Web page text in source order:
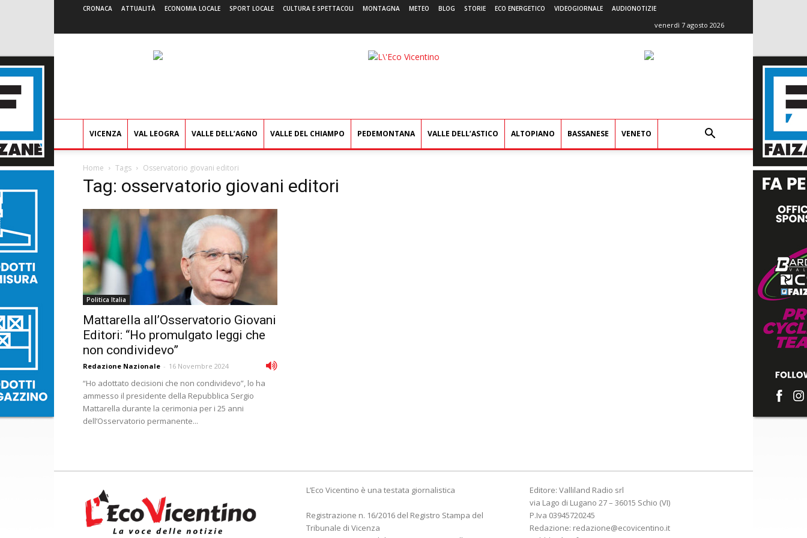
CRONACA ATTUALITÀ ECONOMIA LOCALE SPORT LOCALE CULTURA E SPETTACOLI MONTAGNA METEO BLOG STORIE ECO ENERGETICO VIDEOGIORNALE AUDIONOTIZIE
venerdì 7 agosto 2026
L'Eco
VICENZA VAL LEOGRA VALLE DELL’AGNO VALLE DEL CHIAMPO PEDEMONTANA VALLE DELL’ASTICO ALTOPIANO BASSANESE VENETO
Home Tags Osservatorio giovani editori
Tag: osservatorio giovani editori
Politica Italia
Mattarella all’Osservatorio Giovani
Editori: “Ho promulgato leggi che
non condividevo”
Redazione Nazionale - 16 Novembre 2024
“Ho adottato decisioni che non condividevo”, lo ha
ammesso il presidente della Repubblica Sergio
Mattarella durante la cerimonia per i 25 anni
dell’Osservatorio permanente...
L’Eco Vicentino è una testata giornalistica
Registrazione n. 16/2016 del Registro Stampa del
Tribunale di Vicenza
Editore: Valliland Radio srl
via Lago di Lugano 27 – 36015 Schio (VI)
P.Iva 03945720245
Redazione: redazione@ecovicentino.it